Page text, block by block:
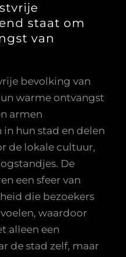
staat om
van
bevolking van
warme ontvangst
armen
hun stad en delen
de lokale cultuur,
De
een sfeer van
die bezoekers
waardoor
alleen een
de stad zelf, maar